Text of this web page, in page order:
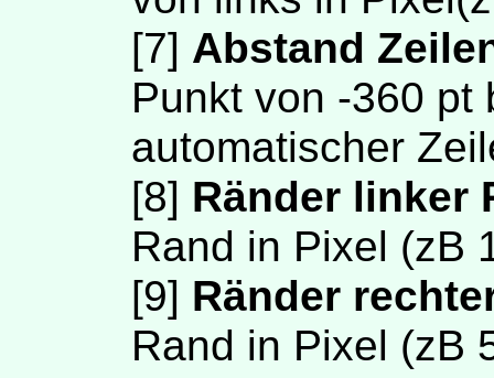
[7] Abstand
Punkt von -360 pt
automatischer
[8] Ränder linker
Rand in Pixel (zB
[9] Ränder
Rand in Pixel (zB